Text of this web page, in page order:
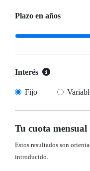
Plazo en años
Interés
Fijo
Tu cuota mensual
Estos resultados son
introducido.